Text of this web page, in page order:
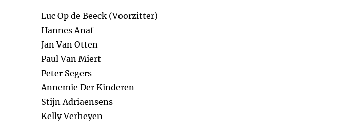
Luc Op de Beeck (Voorzitter)
Hannes Anaf
Jan Van Otten
Paul Van Miert
Peter Segers
Annemie Der Kinderen
Stijn Adriaensens
Kelly Verheyen